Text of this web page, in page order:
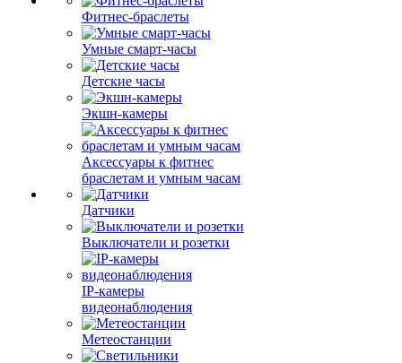
Фитнес-браслеты
Умные смарт-часы
Детские часы
Экшн-камеры
Аксессуары к фитнес
браслетам и умным часам
Датчики
Выключатели и розетки
IP-камеры
видеонаблюдения
Метеостанции